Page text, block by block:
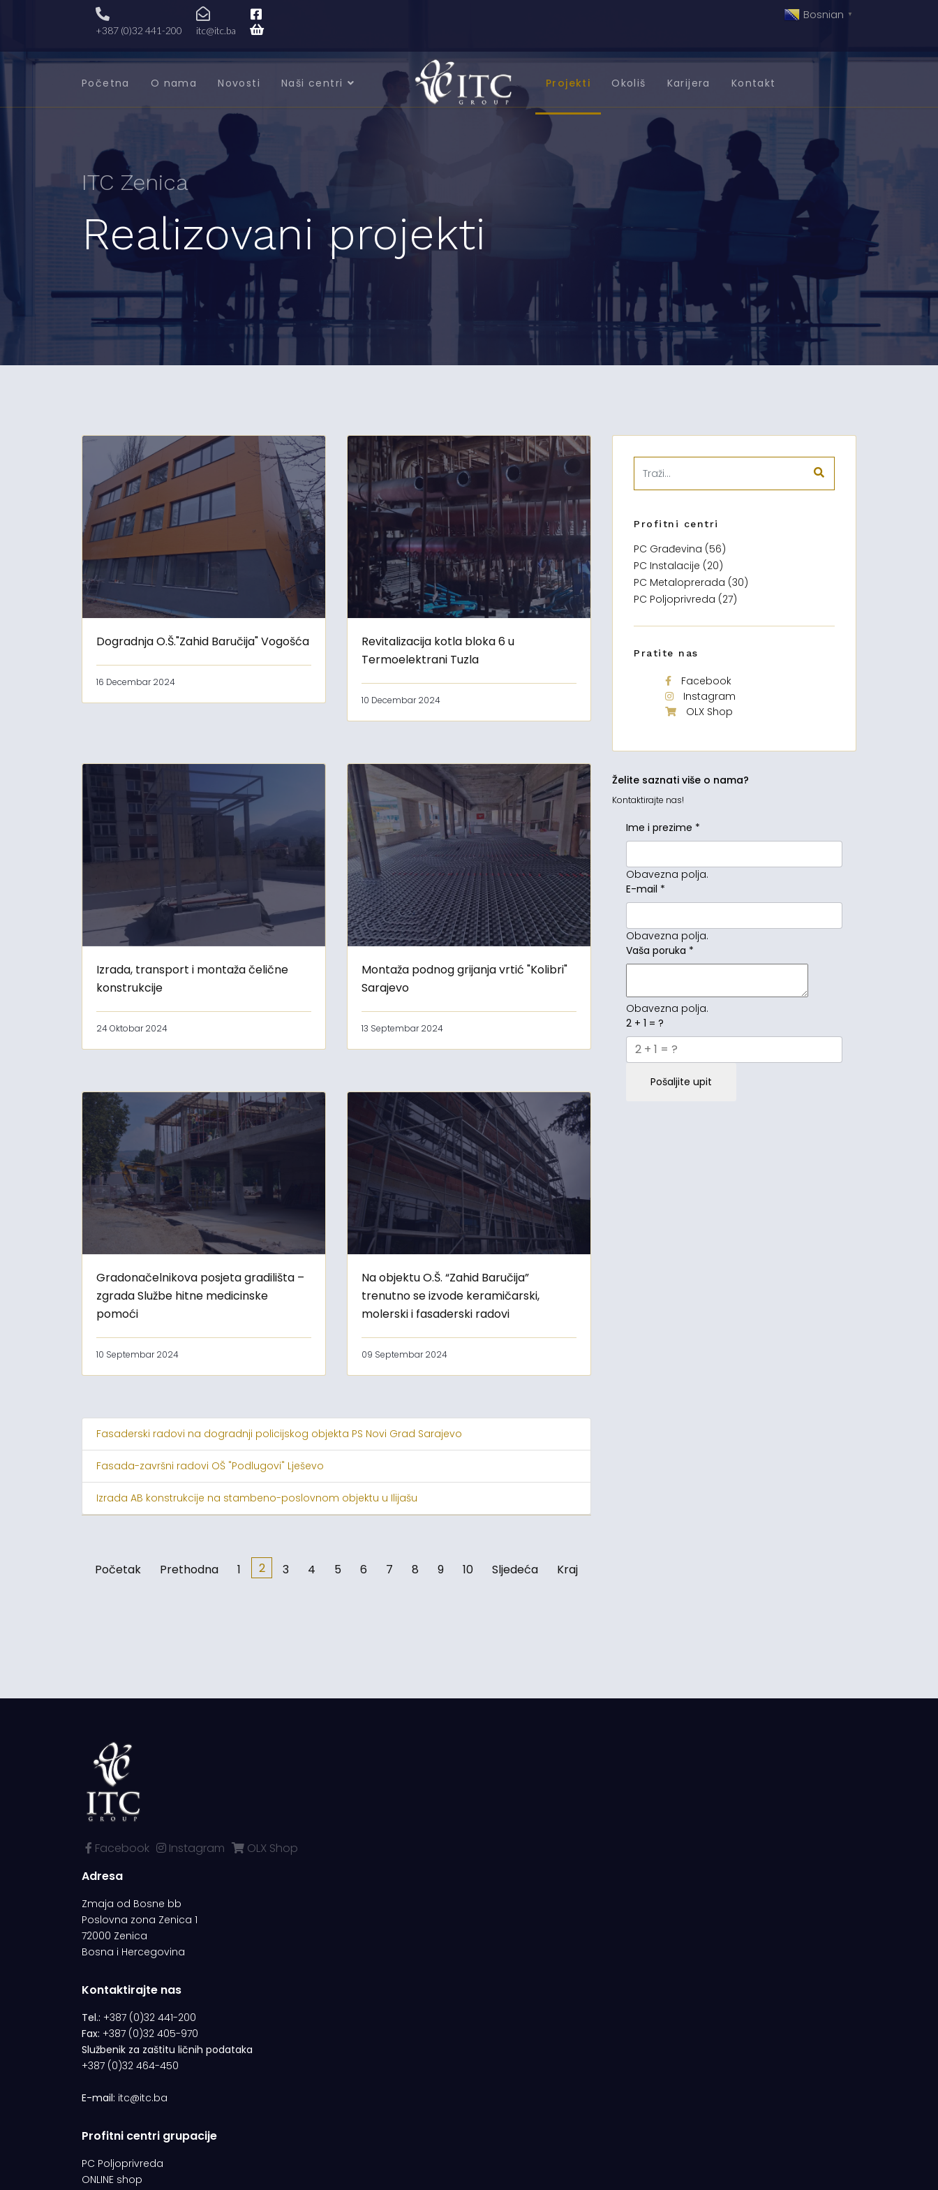
+387 (0)32 441-200 itc@itc.ba
Bosnian ▼
Početna O nama Novosti Naši centri Projekti Okoliš Karijera Kontakt
ITC Zenica
Realizovani projekti
Dogradnja O.Š."Zahid Baručija" Vogošća
16 Decembar 2024
Revitalizacija kotla bloka 6 u
Termoelektrani Tuzla
10 Decembar 2024
Izrada, transport i montaža čelične
konstrukcije
24 Oktobar 2024
Montaža podnog grijanja vrtić "Kolibri"
Sarajevo
13 Septembar 2024
Gradonačelnikova posjeta gradilišta –
zgrada Službe hitne medicinske
pomoći
10 Septembar 2024
Na objektu O.Š. “Zahid Baručija”
trenutno se izvode keramičarski,
molerski i fasaderski radovi
09 Septembar 2024
Fasaderski radovi na dogradnji policijskog objekta PS Novi Grad Sarajevo
Fasada-završni radovi OŠ "Podlugovi" Lješevo
Izrada AB konstrukcije na stambeno-poslovnom objektu u Ilijašu
Početak Prethodna 1 2 3 4 5 6 7 8 9 10 Sljedeća Kraj
Profitni centri
PC Građevina (56)
PC Instalacije (20)
PC Metaloprerada (30)
PC Poljoprivreda (27)
Pratite nas
Facebook
Instagram
OLX Shop
Želite saznati više o nama?
Kontaktirajte nas!
Ime i prezime *
Obavezna polja.
E-mail *
Obavezna polja.
Vaša poruka *
Obavezna polja.
2 + 1 = ?
Pošaljite upit
Facebook Instagram
OLX Shop
Adresa
Zmaja od Bosne bb
Poslovna zona Zenica 1
72000 Zenica
Bosna i Hercegovina
Kontaktirajte nas
Tel.: +387 (0)32 441-200
Fax: +387 (0)32 405-970
Službenik za zaštitu ličnih podataka
+387 (0)32 464-450
E-mail: itc@itc.ba
Profitni centri grupacije
PC Poljoprivreda
ONLINE shop